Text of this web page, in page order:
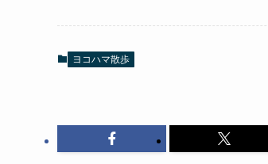
ヨコハマ散歩